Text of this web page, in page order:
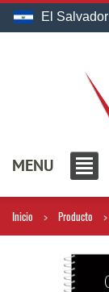
El Salvador
MENU
Inicio Producto